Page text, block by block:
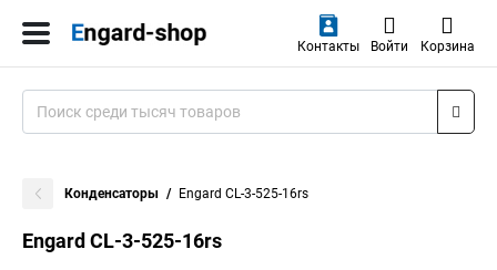
Контакты Войти Корзина
Конденсаторы Engard CL-3-525-16rs
Engard CL-3-525-16rs